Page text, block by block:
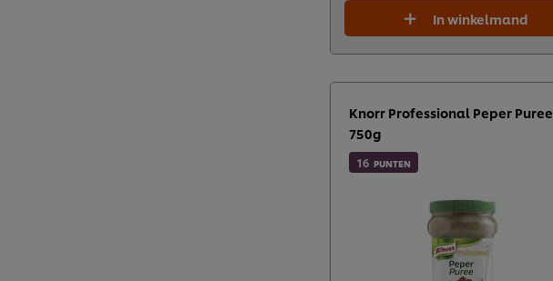
In winkelmand
Knorr Professional Peper Puree
750g
16 PUNTEN